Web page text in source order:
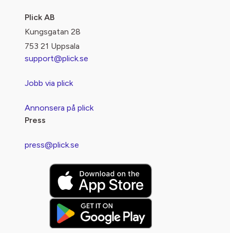
Plick AB
Kungsgatan 28
753 21 Uppsala
support@plick.se
Jobb via plick
Annonsera på plick
Press
press@plick.se